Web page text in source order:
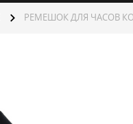
РЕМЕШОК ДЛЯ ЧАСОВ